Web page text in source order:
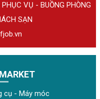
VỤ - BUỒNG PHÒNG
SẠN
cụ - Máy móc